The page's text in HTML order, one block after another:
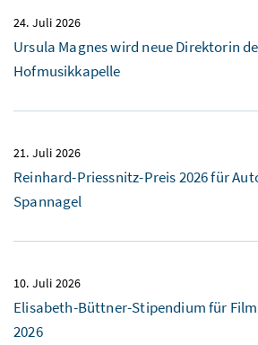
24. Juli 2026
Ursula Magnes wird neue Direktorin
Hofmusikkapelle
21. Juli 2026
Reinhard-Priessnitz-Preis 2026 für
Spannagel
10. Juli 2026
Elisabeth-Büttner-Stipendium für
2026